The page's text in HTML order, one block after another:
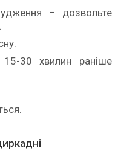
– дозвольте
30 хвилин раніше